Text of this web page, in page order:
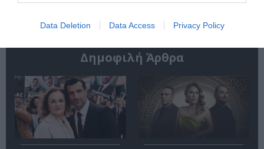
Data Deletion Data Access Privacy Policy
Δημοφιλή Άρθρα